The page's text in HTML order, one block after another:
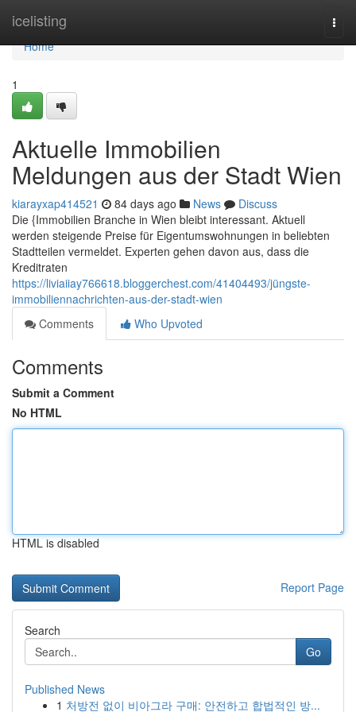
icelisting
Home
Home
1
Aktuelle Immobilien
Meldungen aus der Stadt Wien
kiarayxap414521 84 days ago News
Discuss
Die {Immobilien Branche in Wien bleibt interessant. Aktuell
werden steigende Preise für Eigentumswohnungen in beliebten
Stadtteilen vermeldet. Experten gehen davon aus, dass die
Kreditraten
https://liviaiiay766618.bloggerchest.com/41404493/jüngste-
immobiliennachrichten-aus-der-stadt-wien
Comments
Who Upvoted
Comments
Submit a Comment
No HTML
HTML is disabled
Report Page
Search
Go
Published News
1 처방전 없이 비아그라 구매: 안전하고 합법적인 방...